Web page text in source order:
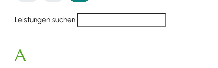
Leistungen suchen
A